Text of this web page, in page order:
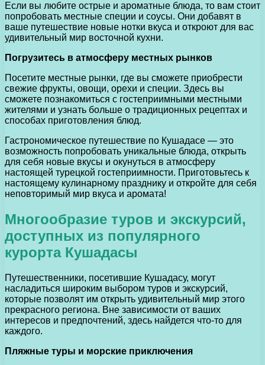
Если вы любите острые и ароматные блюда, то вам стоит
попробовать местные специи и соусы. Они добавят в
ваше путешествие новые нотки вкуса и откроют для вас
удивительный мир восточной кухни.
Погрузитесь в атмосферу местных рынков
Посетите местные рынки, где вы сможете приобрести
свежие фрукты, овощи, орехи и специи. Здесь вы
сможете познакомиться с гостеприимными местными
жителями и узнать больше о традиционных рецептах и
способах приготовления блюд.
Гастрономическое путешествие по Кушадасе — это
возможность попробовать уникальные блюда, открыть
для себя новые вкусы и окунуться в атмосферу
настоящей турецкой гостеприимности. Приготовьтесь к
настоящему кулинарному празднику и откройте для себя
неповторимый мир вкуса и аромата!
Многообразие туров и экскурсий,
доступных из популярного
курорта Кушадасы
Путешественники, посетившие Кушадасу, могут
насладиться широким выбором туров и экскурсий,
которые позволят им открыть удивительный мир этого
прекрасного региона. Вне зависимости от ваших
интересов и предпочтений, здесь найдется что-то для
каждого.
Пляжные туры и морские приключения